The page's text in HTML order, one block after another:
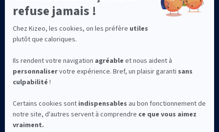
Télécoms
RH
Tous les secteurs
Cas d'usage
Suivi de chantier
Rapport d’incident
Fiche d’intervention